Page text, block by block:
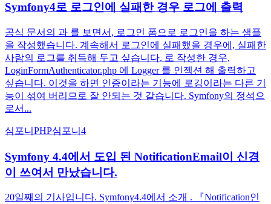
Symfony4로 로그인에 실패한 경우 로그에 출력
공식 문서의 과 를 보면서, 로그인 폼으로 로그인을 하는 샘플
을 작성했습니다. 계속해서 로그인에 실패했을 경우에, 실패한
사람의 로그를 취득해 두고 싶습니다. 로 작성한 경우,
LoginFormAuthenticator.php 에 Logger 를 인젝션 해 출력하고
싶습니다. 이것을 하면 인증이라는 기능에 로깅이라는 다른 기
능이 섞여 버리므로 잘 안되는 것 같습니다. Symfony의 정석으
로서...
심포니 PHP심포니4
Symfony 4.4에서 도입 된 NotificationEmail이 신경
이 쓰여서 만났습니다.
20일째의 기사입니다. Symfony4.4에서 소개 . 『Notification인